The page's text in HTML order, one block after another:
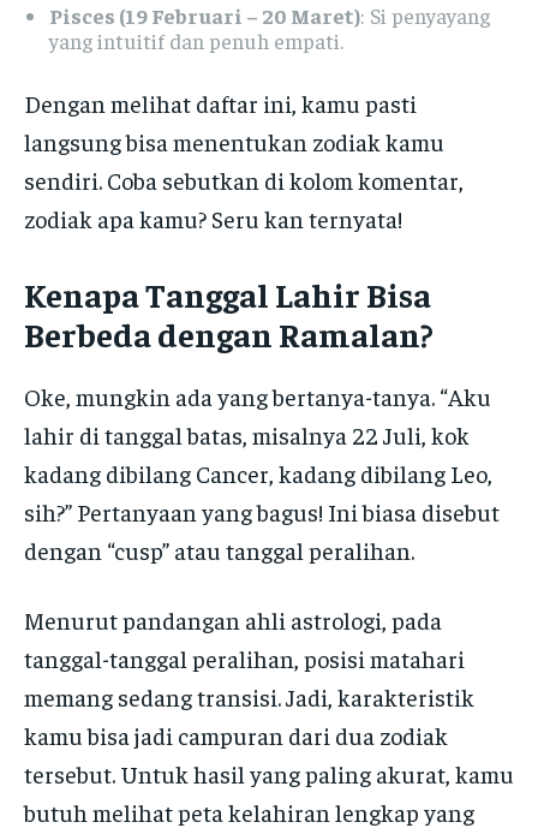
Pisces (19 Februari – 20 Maret): Si penyayang
yang intuitif dan penuh empati.
Dengan melihat daftar ini, kamu pasti
langsung bisa menentukan zodiak kamu
sendiri. Coba sebutkan di kolom komentar,
zodiak apa kamu? Seru kan ternyata!
Kenapa Tanggal Lahir Bisa
Berbeda dengan Ramalan?
Oke, mungkin ada yang bertanya-tanya. “Aku
lahir di tanggal batas, misalnya 22 Juli, kok
kadang dibilang Cancer, kadang dibilang Leo,
sih?” Pertanyaan yang bagus! Ini biasa disebut
dengan “cusp” atau tanggal peralihan.
Menurut pandangan ahli astrologi, pada
tanggal-tanggal peralihan, posisi matahari
memang sedang transisi. Jadi, karakteristik
kamu bisa jadi campuran dari dua zodiak
tersebut. Untuk hasil yang paling akurat, kamu
butuh melihat peta kelahiran lengkap yang